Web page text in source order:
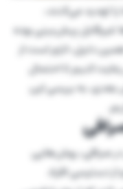
تهدید می‌کنند،
غیرقابل پیش‌بینی بوده
دلیل، لازم است از
کنیم تا احتمال
به بررسی این
صرافی، روش‌هایی
از دسترسی افراد